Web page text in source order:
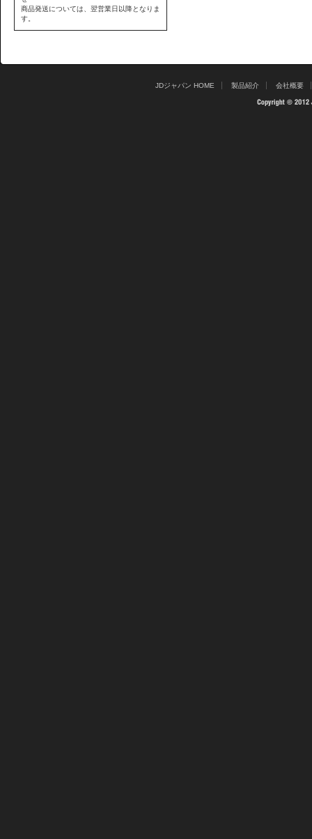
商品発送については、翌営業日以降となりま
す。
JDジャパン HOME 製品紹介 会社概要